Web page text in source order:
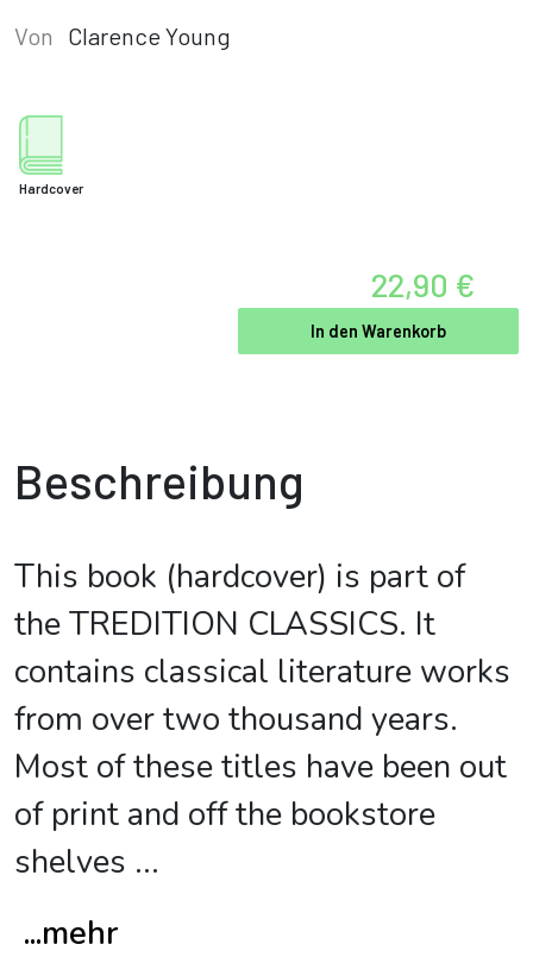
Von Clarence Young
Hardcover
22,90 €
In den Warenkorb
Beschreibung
This book (hardcover) is part of
the TREDITION CLASSICS. It
contains classical literature works
from over two thousand years.
Most of these titles have been out
of print and off the bookstore
shelves ...
...mehr